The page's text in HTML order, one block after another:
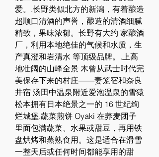
爱。.长野类似北方的新潟，有着酿造
超顺口清酒的声誉，酿造的清酒细腻
精致，果味浓郁。长野有大约 家酿酒
厂，利用本地绝佳的气候和水质，生
产真澄和岩清水 等顶级品牌。.上高
地壮阔的山峰全景 木曾从武士时代完
美保存下来的村庄——妻笼宿和奈良
井宿 汤田中温泉附近爱泡温泉的雪猿
松本拥有日本绝景之一的 16 世纪绚
烂城堡.蔬菜煎饼 Oyaki 在荞麦团子
里面包满蔬菜、水果或甜豆，再用铁
盘烘烤和蒸熟食用。这是适合在滑雪
一整天后或任何时间都能享用的甜